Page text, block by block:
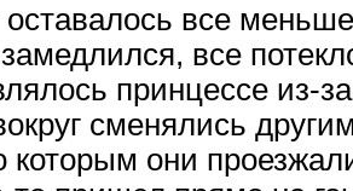
все
все
принцессе из-
сменялись
которым они